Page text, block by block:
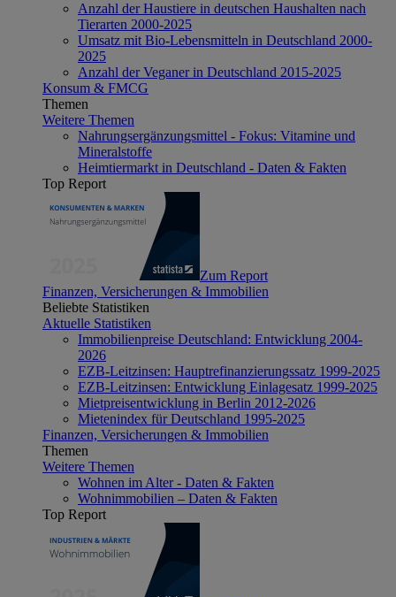
Anzahl der Haustiere in deutschen Haushalten nach
Tierarten 2000-2025
Umsatz mit Bio-Lebensmitteln in Deutschland 2000-
2025
Anzahl der Veganer in Deutschland 2015-2025
Konsum & FMCG
Themen
Weitere Themen
Nahrungsergänzungsmittel - Fokus: Vitamine und
Mineralstoffe
Heimtiermarkt in Deutschland - Daten & Fakten
Top Report
Zum Report
Finanzen, Versicherungen & Immobilien
Beliebte Statistiken
Aktuelle Statistiken
Immobilienpreise Deutschland: Entwicklung 2004-
2026
EZB-Leitzinsen: Hauptrefinanzierungssatz 1999-2025
EZB-Leitzinsen: Entwicklung Einlagesatz 1999-2025
Mietpreisentwicklung in Berlin 2012-2026
Mietenindex für Deutschland 1995-2025
Finanzen, Versicherungen & Immobilien
Themen
Weitere Themen
Wohnen im Alter - Daten & Fakten
Wohnimmobilien – Daten & Fakten
Top Report